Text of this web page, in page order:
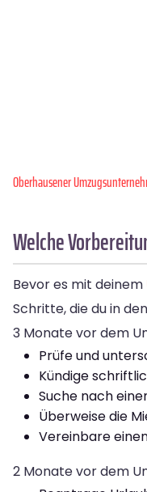
Oberhausener
Welche
Bevor es mit deinem
Schritte, die du in
3 Monate vor dem
Prüfe und
Kündige
Suche nach
Überweise die
Vereinbare
2 Monate vor dem